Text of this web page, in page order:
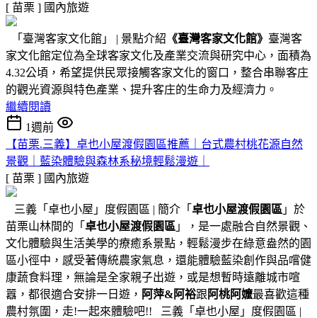
[ 苗栗 ] 國內旅遊
「臺灣客家文化館」 | 景點介紹 《臺灣客家文化館》 臺灣客
家文化館定位為全球客家文化及產業交流與研究中心，面積為
4.32公頃，希望提供民眾接觸客家文化的窗口，整合串聯客庄
的觀光資源與特色產業、提升客庄的生命力及經濟力。
繼續閱讀
1週前
【苗栗.三義】卓也小屋渡假園區推薦｜台式農村桃花源自然
景觀｜藍染體驗與森林系秘境輕鬆漫遊｜
[ 苗栗 ] 國內旅遊
三義「卓也小屋」度假園區 | 簡介「 卓也小屋渡假園區 」於
苗栗山林間的「 卓也小屋渡假園區 」，是一處融合自然景觀、
文化體驗與生活美學的療癒系景點，輕鬆漫步在綠意盎然的園
區小徑中，感受著傳統農家氣息，還能體驗藍染創作與品嚐健
康蔬食料理，無論是全家親子出遊，或是想暫時遠離城市喧
囂，都很適合安排一日遊， 阿萍&阿裕跟 阿桃阿嬤最喜歡這種
農村氛圍，走!一起來體驗吧!! 三義「卓也小屋」度假園區 |